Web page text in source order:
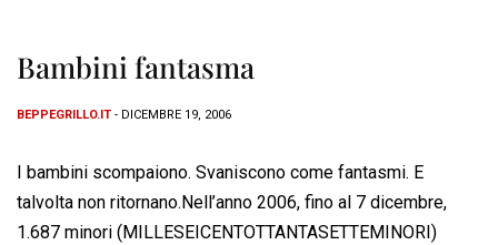
Bambini fantasma
BEPPEGRILLO.IT - DICEMBRE 19, 2006
I bambini scompaiono. Svaniscono come fantasmi. E
talvolta non ritornano.Nell’anno 2006, fino al 7 dicembre,
1.687 minori (MILLESEICENTOTTANTASETTEMINORI)